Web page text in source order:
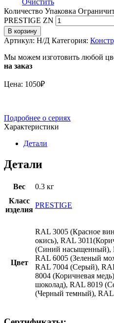
Очистить
Количество Упаковка
PRESTIGE ZN
В корзину
Артикул: Н/Д Категория:
Мы можем изготовить любой
на заказ
Цена: 1050₽
Подробнее о сериях
Характеристики
Детали
Детали
Вес
0.3 кг
Класс
изделия
PRESTIGE
Цвет
RAL 3005 (Красное
окись), RAL
(Синий насыщенный),
RAL 6005 (Зеленый
RAL 7004 (Серый),
8004 (Коричневая
шоколад), RAL 8019
(Черный темный), RAL